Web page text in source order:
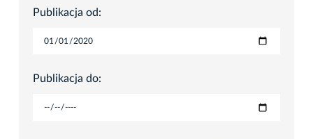
Publikacja od:
Publikacja do: